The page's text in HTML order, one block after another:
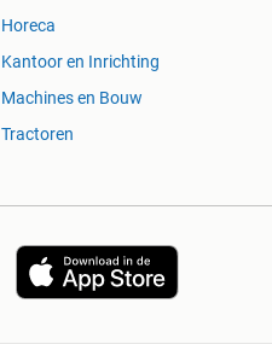
Horeca
Kantoor en Inrichting
Machines en Bouw
Tractoren